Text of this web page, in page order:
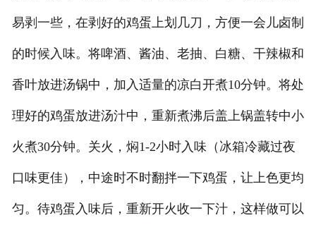
易剥一些，在剥好的鸡蛋上划几刀，方便一会儿卤制
的时候入味。将啤酒、酱油、老抽、白糖、干辣椒和
香叶放进汤锅中，加入适量的凉白开煮10分钟。将处
理好的鸡蛋放进汤汁中，重新煮沸后盖上锅盖转中小
火煮30分钟。关火，焖1-2小时入味（冰箱冷藏过夜
口味更佳），中途时不时翻拌一下鸡蛋，让上色更均
匀。待鸡蛋入味后，重新开火收一下汁，这样做可以